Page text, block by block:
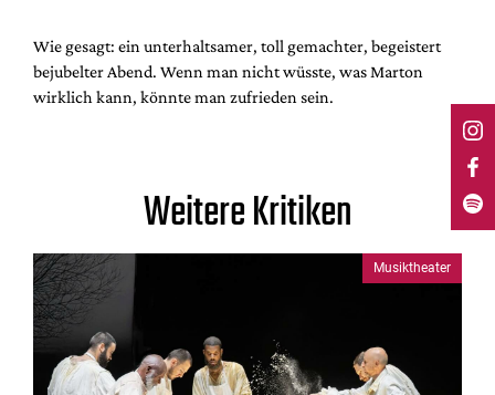
Wie gesagt: ein unterhaltsamer, toll gemachter, begeistert
bejubelter Abend. Wenn man nicht wüsste, was Marton
wirklich kann, könnte man zufrieden sein.
Weitere Kritiken
Musiktheater